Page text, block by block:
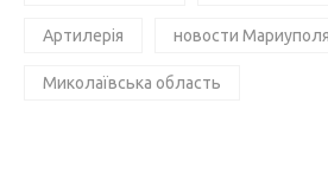
Артилерія новости Мариуполя
Миколаївська область